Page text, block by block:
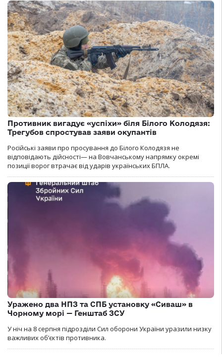
Противник вигадує «успіхи» біля Білого Колодязя:
Трегубов спростував заяви окупантів
Російські заяви про просування до Білого Колодязя не
відповідають дійсності— на Вовчанському напрямку окремі
позиції ворог втрачає від ударів українських БПЛА.
Уражено два НПЗ та СПБ установку «Сиваш» в
Чорному морі — Генштаб ЗСУ
У ніч на 8 серпня підрозділи Сил оборони України уразили низку
важливих об’єктів противника.